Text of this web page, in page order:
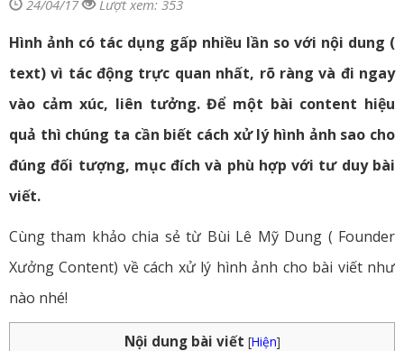
24/04/17 Lượt xem: 353
Hình ảnh có tác dụng gấp nhiều lần so với nội dung (
text) vì tác động trực quan nhất, rõ ràng và đi ngay
vào cảm xúc, liên tưởng. Để một bài content hiệu
quả thì chúng ta cần biết cách xử lý hình ảnh sao cho
đúng đối tượng, mục đích và phù hợp với tư duy bài
viết.
Cùng tham khảo chia sẻ từ Bùi Lê Mỹ Dung ( Founder
Xưởng Content) về cách xử lý hình ảnh cho bài viết như
nào nhé!
Nội dung bài viết [Hiện]